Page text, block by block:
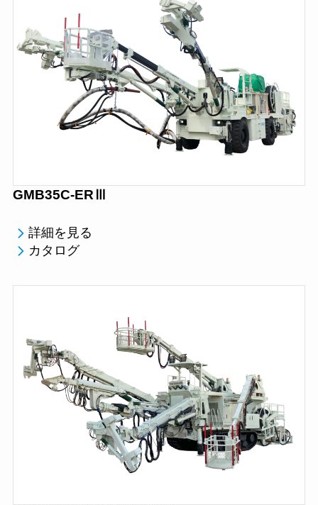
GMB35C-ERⅢ
詳細を見る
カタログ